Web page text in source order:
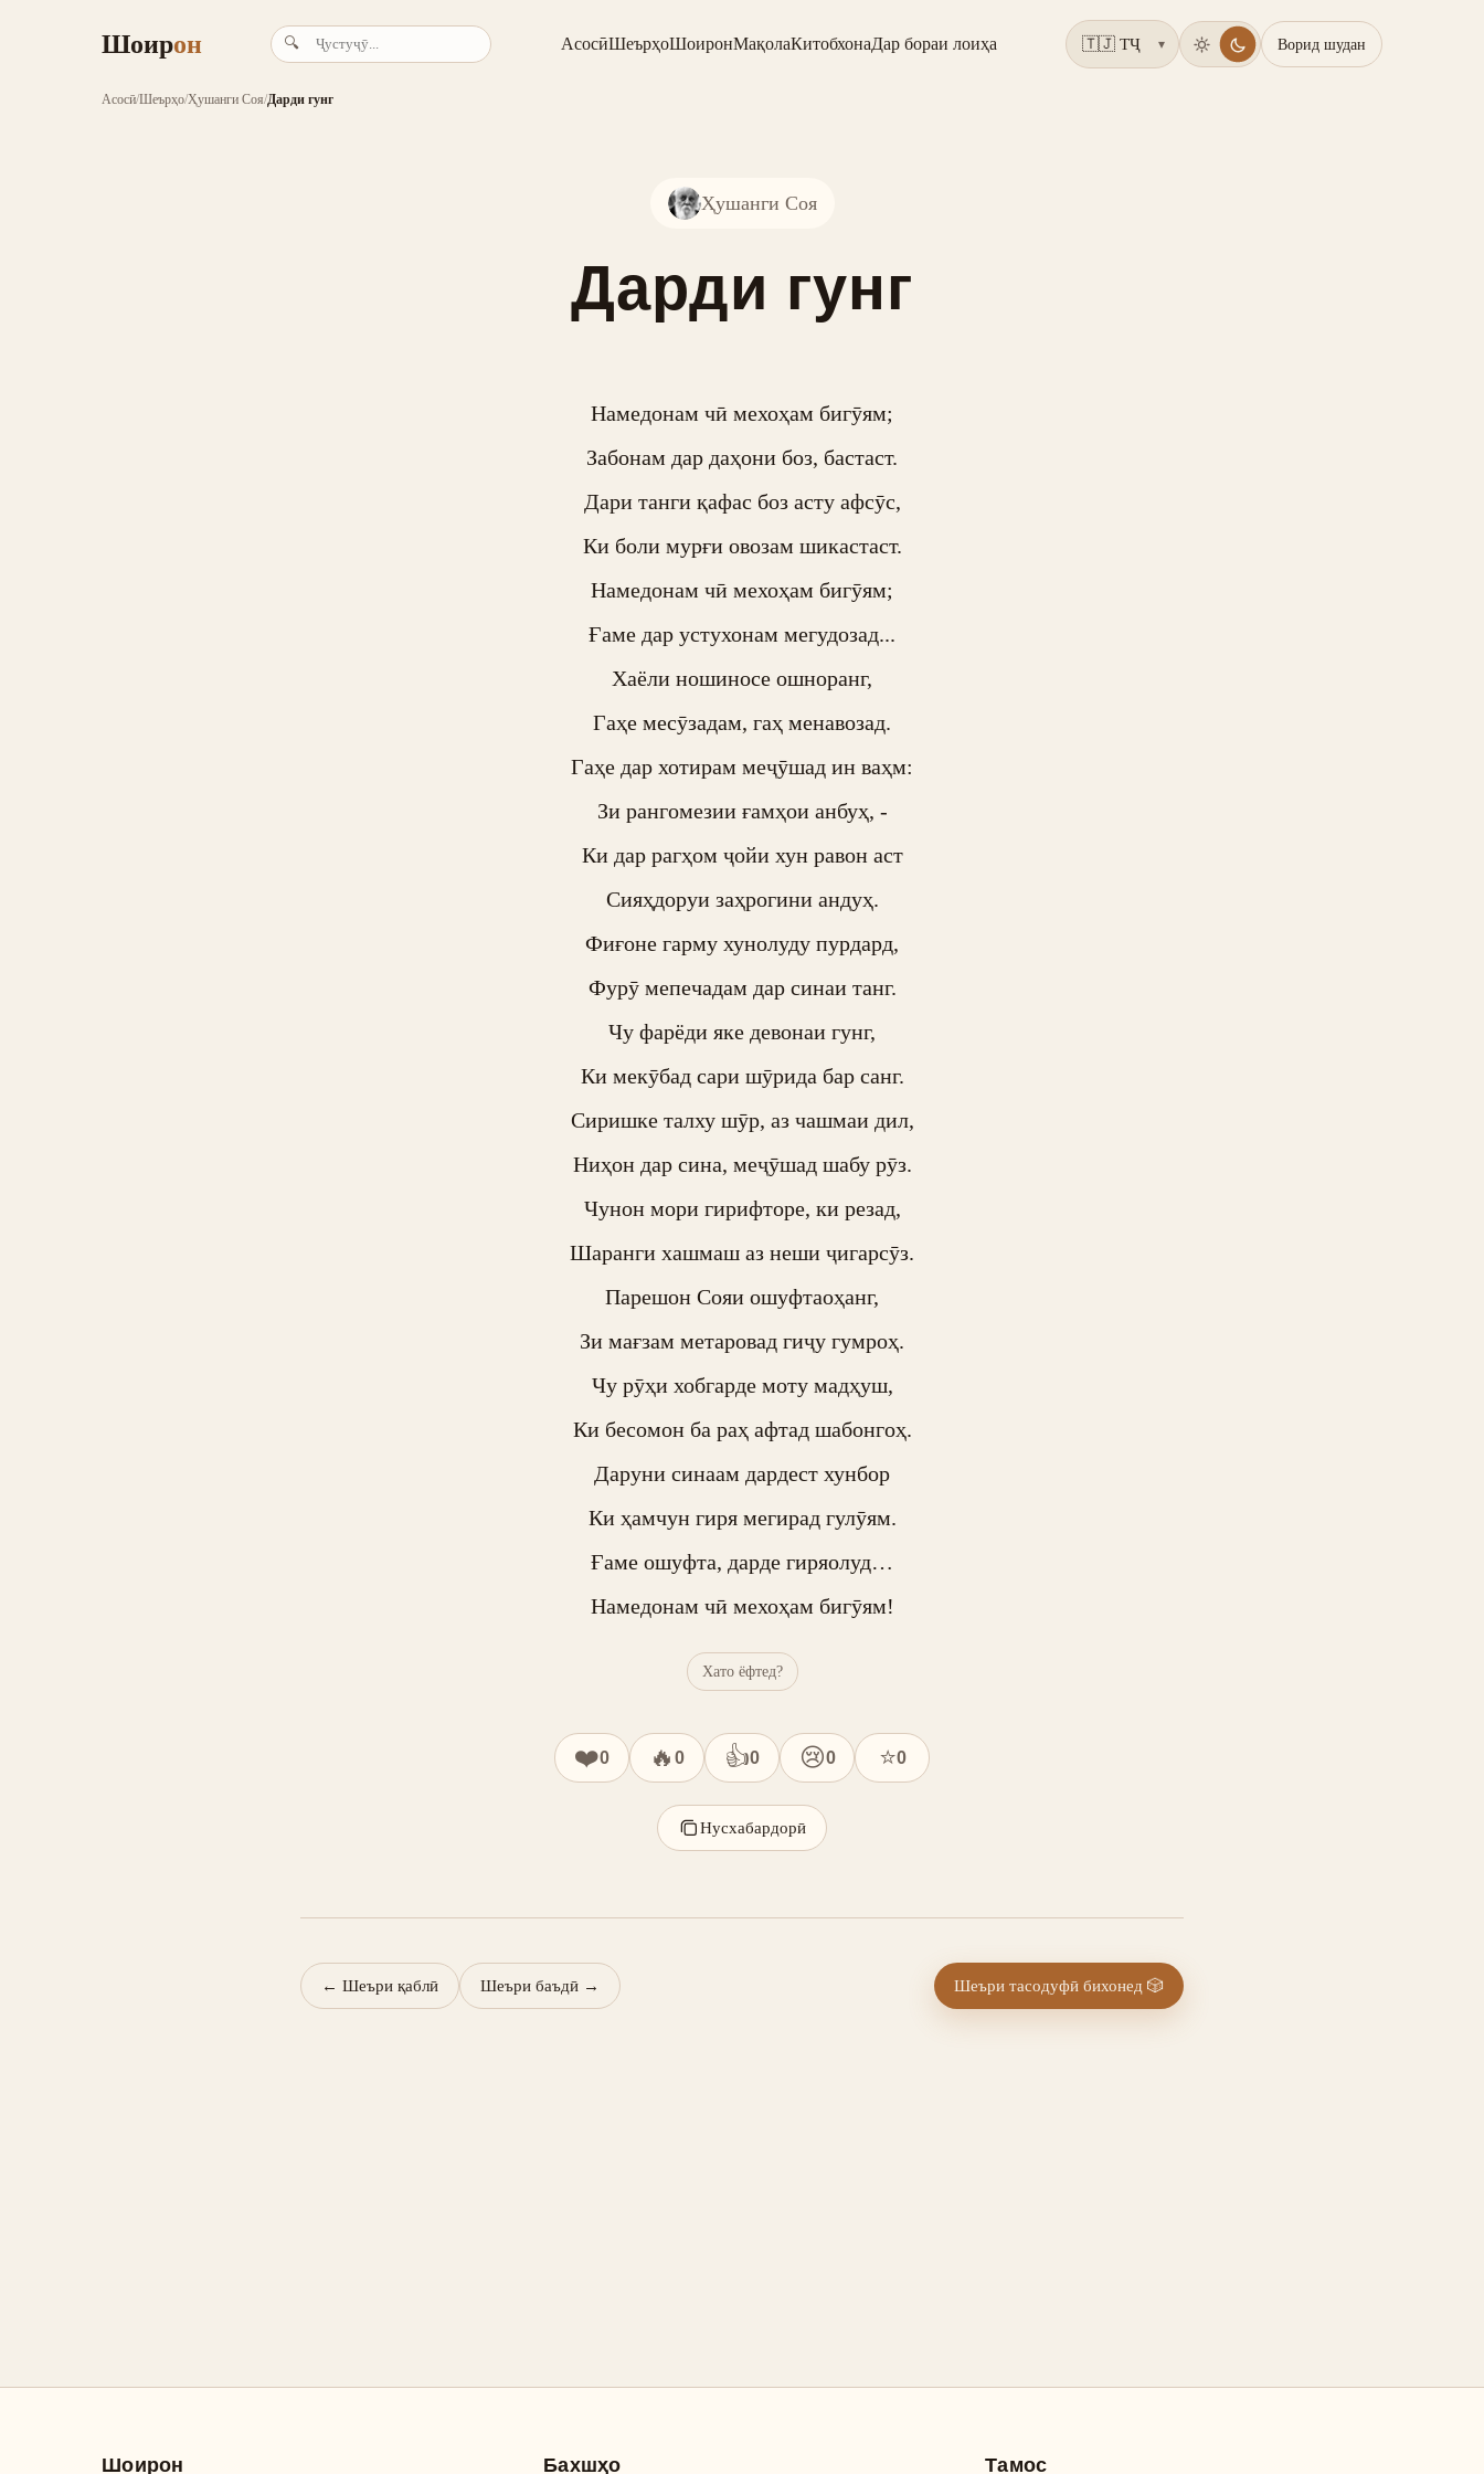
Шоирон 🔍 АсосӣШеърҳоШоиронМақолаКитобхонаДар бораи лоиҳа ▾ Ворид шудан
Асосӣ/Шеърҳо/Ҳушанги Соя/Дарди гунг
Ҳушанги Соя
Дарди гунг
Намедонам чӣ мехоҳам бигӯям;
Забонам дар даҳони боз, бастаст.
Дари танги қафас боз асту афсӯс,
Ки боли мурғи овозам шикастаст.
Намедонам чӣ мехоҳам бигӯям;
Ғаме дар устухонам мегудозад...
Хаёли ношиносе ошноранг,
Гаҳе месӯзадам, гаҳ менавозад.
Гаҳе дар хотирам меҷӯшад ин ваҳм:
Зи рангомезии ғамҳои анбуҳ, -
Ки дар рагҳом ҷойи хун равон аст
Сияҳдоруи заҳрогини андуҳ.
Фиғоне гарму хунолуду пурдард,
Фурӯ мепечадам дар синаи танг.
Чу фарёди яке девонаи гунг,
Ки мекӯбад сари шӯрида бар санг.
Сиришке талху шӯр, аз чашмаи дил,
Ниҳон дар сина, меҷӯшад шабу рӯз.
Чунон мори гирифторе, ки резад,
Шаранги хашмаш аз неши ҷигарсӯз.
Парешон Сояи ошуфтаоҳанг,
Зи мағзам метаровад гиҷу гумроҳ.
Чу рӯҳи хобгарде моту мадҳуш,
Ки бесомон ба раҳ афтад шабонгоҳ.
Даруни синаам дардест хунбор
Ки ҳамчун гиря мегирад гулӯям.
Ғаме ошуфта, дарде гиряолуд…
Намедонам чӣ мехоҳам бигӯям!
Хато ёфтед?
❤️0 🔥 0 👍0 😢0 ⭐0
Нусхабардорӣ
← Шеъри қаблӣ Шеъри баъдӣ → Шеъри тасодуфӣ бихонед 🎲
Шоирон Бахшҳо Тамос